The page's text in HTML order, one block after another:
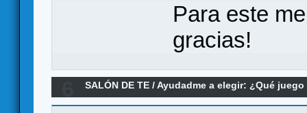
Para este
gracias!
SALÓN DE TE /Ayudadme a elegir: ¿Qué